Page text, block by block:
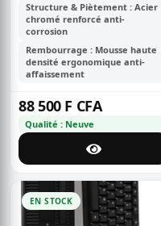
Structure & Piètement : Acier
chromé renforcé anti-
corrosion
Rembourrage : Mousse haute
densité ergonomique anti-
affaissement
88 500 F CFA
Qualité : Neuve
EN STOCK